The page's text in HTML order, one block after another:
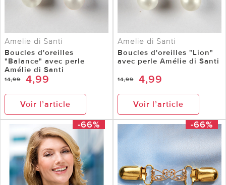
Amelie di Santi
Boucles d'oreilles
"Balance" avec perle
Amélie di Santi
14,99 4,99
Voir l’article
Amelie di Santi
Boucles d'oreilles "Lion"
avec perle Amélie di Santi
14,99 4,99
Voir l’article
-66% -66%